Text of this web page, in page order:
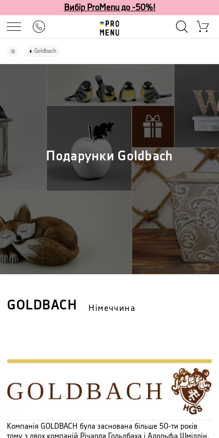
Вибір ProMenu до -50%!
Goldbach
Подарунки Goldbach
GOLDBACH Німеччина
Компанія GOLDBACH була заснована більше 50-ти років
тому з двох компаній Річарда Гольдбаха і Адольфа Шмідлін.